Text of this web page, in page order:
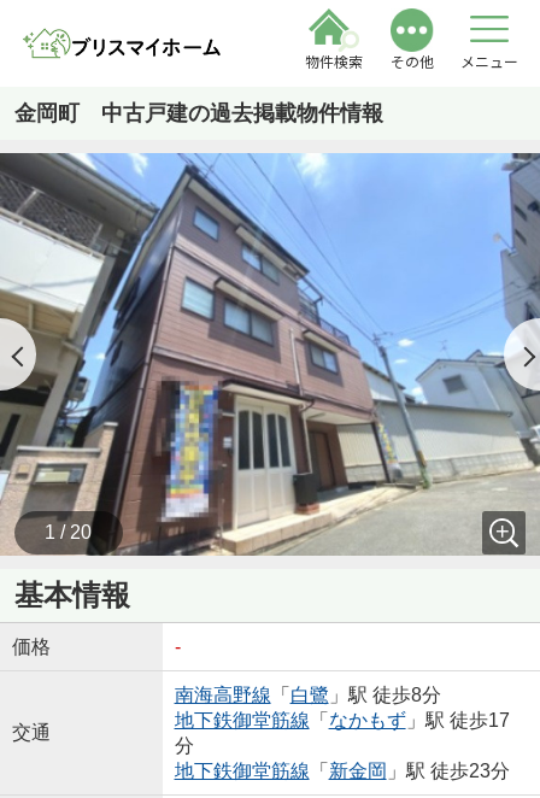
物件検索 その他 メニュー
金岡町 中古戸建の過去掲載物件情報
1 / 20
基本情報
価格 -
交通
南海高野線 「 白鷺 」駅 徒歩8分
地下鉄御堂筋線 「 なかもず」駅 徒歩17
分
地下鉄御堂筋線 「 新金岡 」駅 徒歩23分